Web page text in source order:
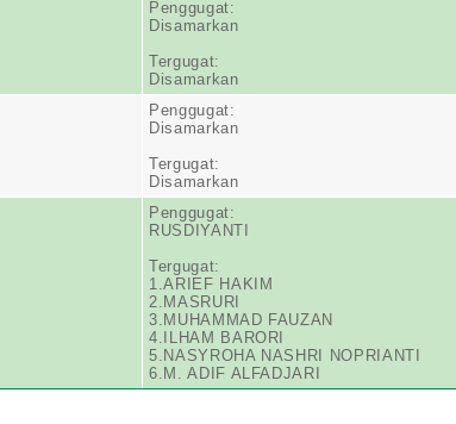
Penggugat:
Disamarkan
Tergugat:
Disamarkan
Penggugat:
Disamarkan
Tergugat:
Disamarkan
Penggugat:
RUSDIYANTI
Tergugat:
1.ARIEF HAKIM
2.MASRURI
3.MUHAMMAD FAUZAN
4.ILHAM BARORI
5.NASYROHA NASHRI NOPRIANTI
6.M. ADIF ALFADJARI